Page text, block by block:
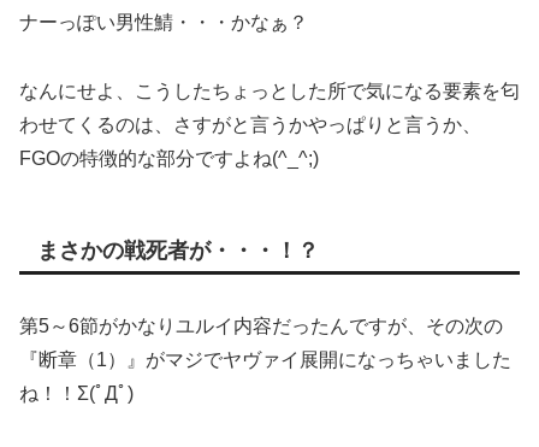
ナーっぽい男性鯖・・・かなぁ？
なんにせよ、こうしたちょっとした所で気になる要素を匂
わせてくるのは、さすがと言うかやっぱりと言うか、
FGOの特徴的な部分ですよね(^_^;)
まさかの戦死者が・・・！？
第5～6節がかなりユルイ内容だったんですが、その次の
『断章（1）』がマジでヤヴァイ展開になっちゃいました
ね！！Σ(ﾟДﾟ)